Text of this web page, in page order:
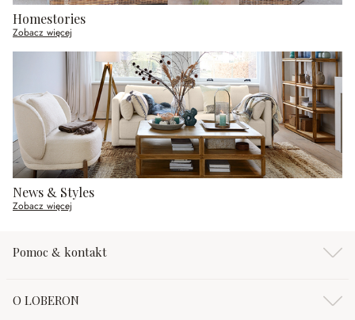
Homestories
Zobacz więcej
News & Styles
Zobacz więcej
Pomoc & kontakt
O LOBERON